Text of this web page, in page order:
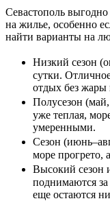
Севастополь
на жилье, особенно
найти варианты на
Низкий сезон
сутки.
отдых без жары
Полусезон
уже теплая,
умеренными.
Сезон
море прогрето,
Высокий сезон
поднимаются за
еще остаются